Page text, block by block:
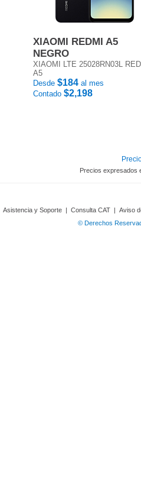
XIAOMI REDMI A5
NEGRO
XIAOMI LTE 25028RN03L
A5
Desde $184 al mes
Contado $2,198
Precios expresados
Asistencia y Soporte | Consulta CAT | Aviso
© Derechos